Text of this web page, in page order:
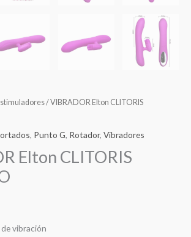
/ VIBRADOR Elton CLITORIS
, Punto G, Rotador, Vibradores
Elton CLITORIS
vibración